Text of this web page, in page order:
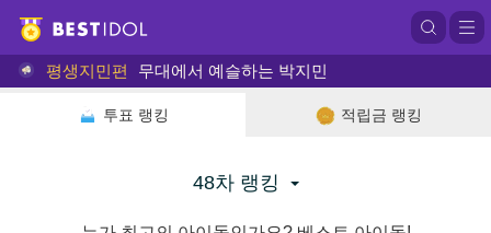
평생지민편 무대에서 예슬하는 박지민
투표 랭킹 적립금 랭킹
48차 랭킹